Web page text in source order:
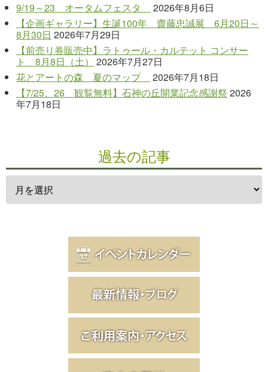
9/19～23 オータムフェスタ
2026年8月6日
【企画ギャラリー】生誕100年 齋藤忠誠展 6月20日～
8月30日 2026年7月29日
【前売り券販売中】ラトゥール・カルテット コンサー
ト 8月8日（土）
2026年7月27日
花とアートの森 夏のマップ
2026年7月18日
【7/25、26 観覧無料】石神の丘開業記念感謝祭 2026
年7月18日
過去の記事